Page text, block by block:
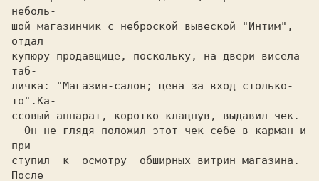
неболь-
шой магазинчик с неброской вывеской "Интим",
отдал
купюру продавщице, поскольку, на двери висела
таб-
личка: "Магазин-салон; цена за вход столько-
то".Ка-
ссовый аппарат, коротко клацнув, выдавил чек.
при-
ступил  к  осмотру  обширных витрин магазина.
После